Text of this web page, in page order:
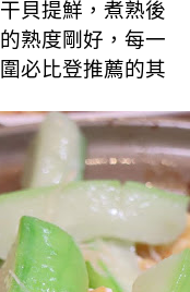
貝提鮮，煮熟後
熟度剛好，每一
必比登推薦的其